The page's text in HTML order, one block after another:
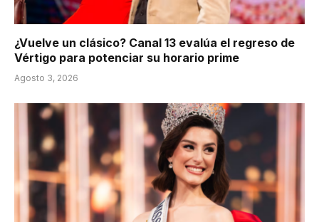
¿Vuelve un clásico? Canal 13 evalúa el regreso de
Vértigo para potenciar su horario prime
Agosto 3, 2026